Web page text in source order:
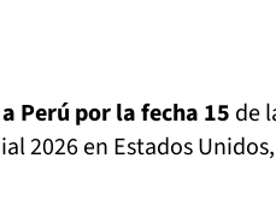
Perú por la fecha 15 de
2026 en Estados